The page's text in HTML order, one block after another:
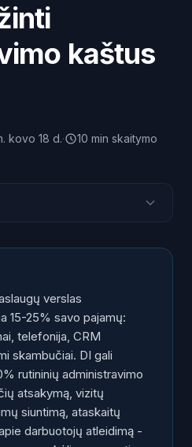
kaštus
kovo 18 d.· 10 min skaitymo
su DI
verslo tipą
verslas
15-25% savo pajamų:
telefonija, CRM
skambučiai. DI gali
rutininių administravimo
atsakymą, vizitų
siuntimą, ataskaitų
darbuotojų atleidimą -